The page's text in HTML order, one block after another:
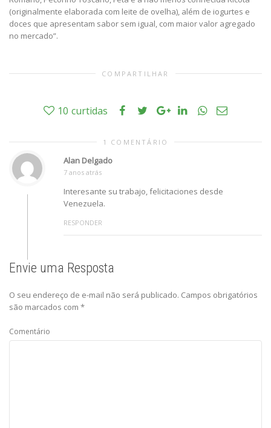
(originalmente elaborada com leite de ovelha), além de iogurtes e
doces que apresentam sabor sem igual, com maior valor agregado
no mercado”.
COMPARTILHAR
10 curtidas
1 COMENTÁRIO
Alan Delgado
7 anos atrás
Interesante su trabajo, felicitaciones desde
Venezuela.
RESPONDER
Envie uma Resposta
O seu endereço de e-mail não será publicado. Campos obrigatórios
são marcados com *
Comentário